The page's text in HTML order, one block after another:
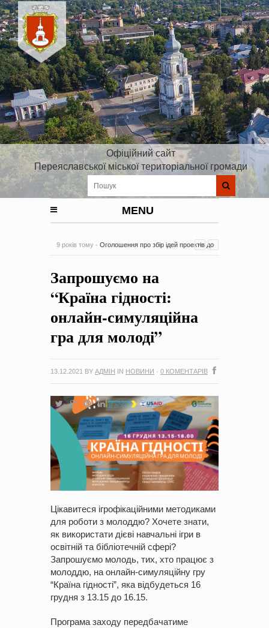
Офіційний сайт
Переяславської міської територіальної громади
MENU
9 років тому - Оголошення про збір ідей проектів до
на період 2018 – 2020 роки Оголошення про збір ідей
проектів
0 Коментарів
Запрошуємо на
“Країна гідності:
онлайн-симуляційна
гра для молоді”
13.12.2021 BY АДМІН IN НОВИНИ · 0 КОМЕНТАРІВ
Цікавитеся ігрофікаційними методиками
для роботи з молоддю? Хочете знати,
як використати дієві навчальні ігри в
освітній та бібліотечній сфері?
Запрошуємо молодь, тих, хто працює з
молоддю, на онлайн-симуляційну гру
“Країна гідності”, яка відбудеться 16
грудня з 13.15 до 16.15.
Програма заходу передбачатиме